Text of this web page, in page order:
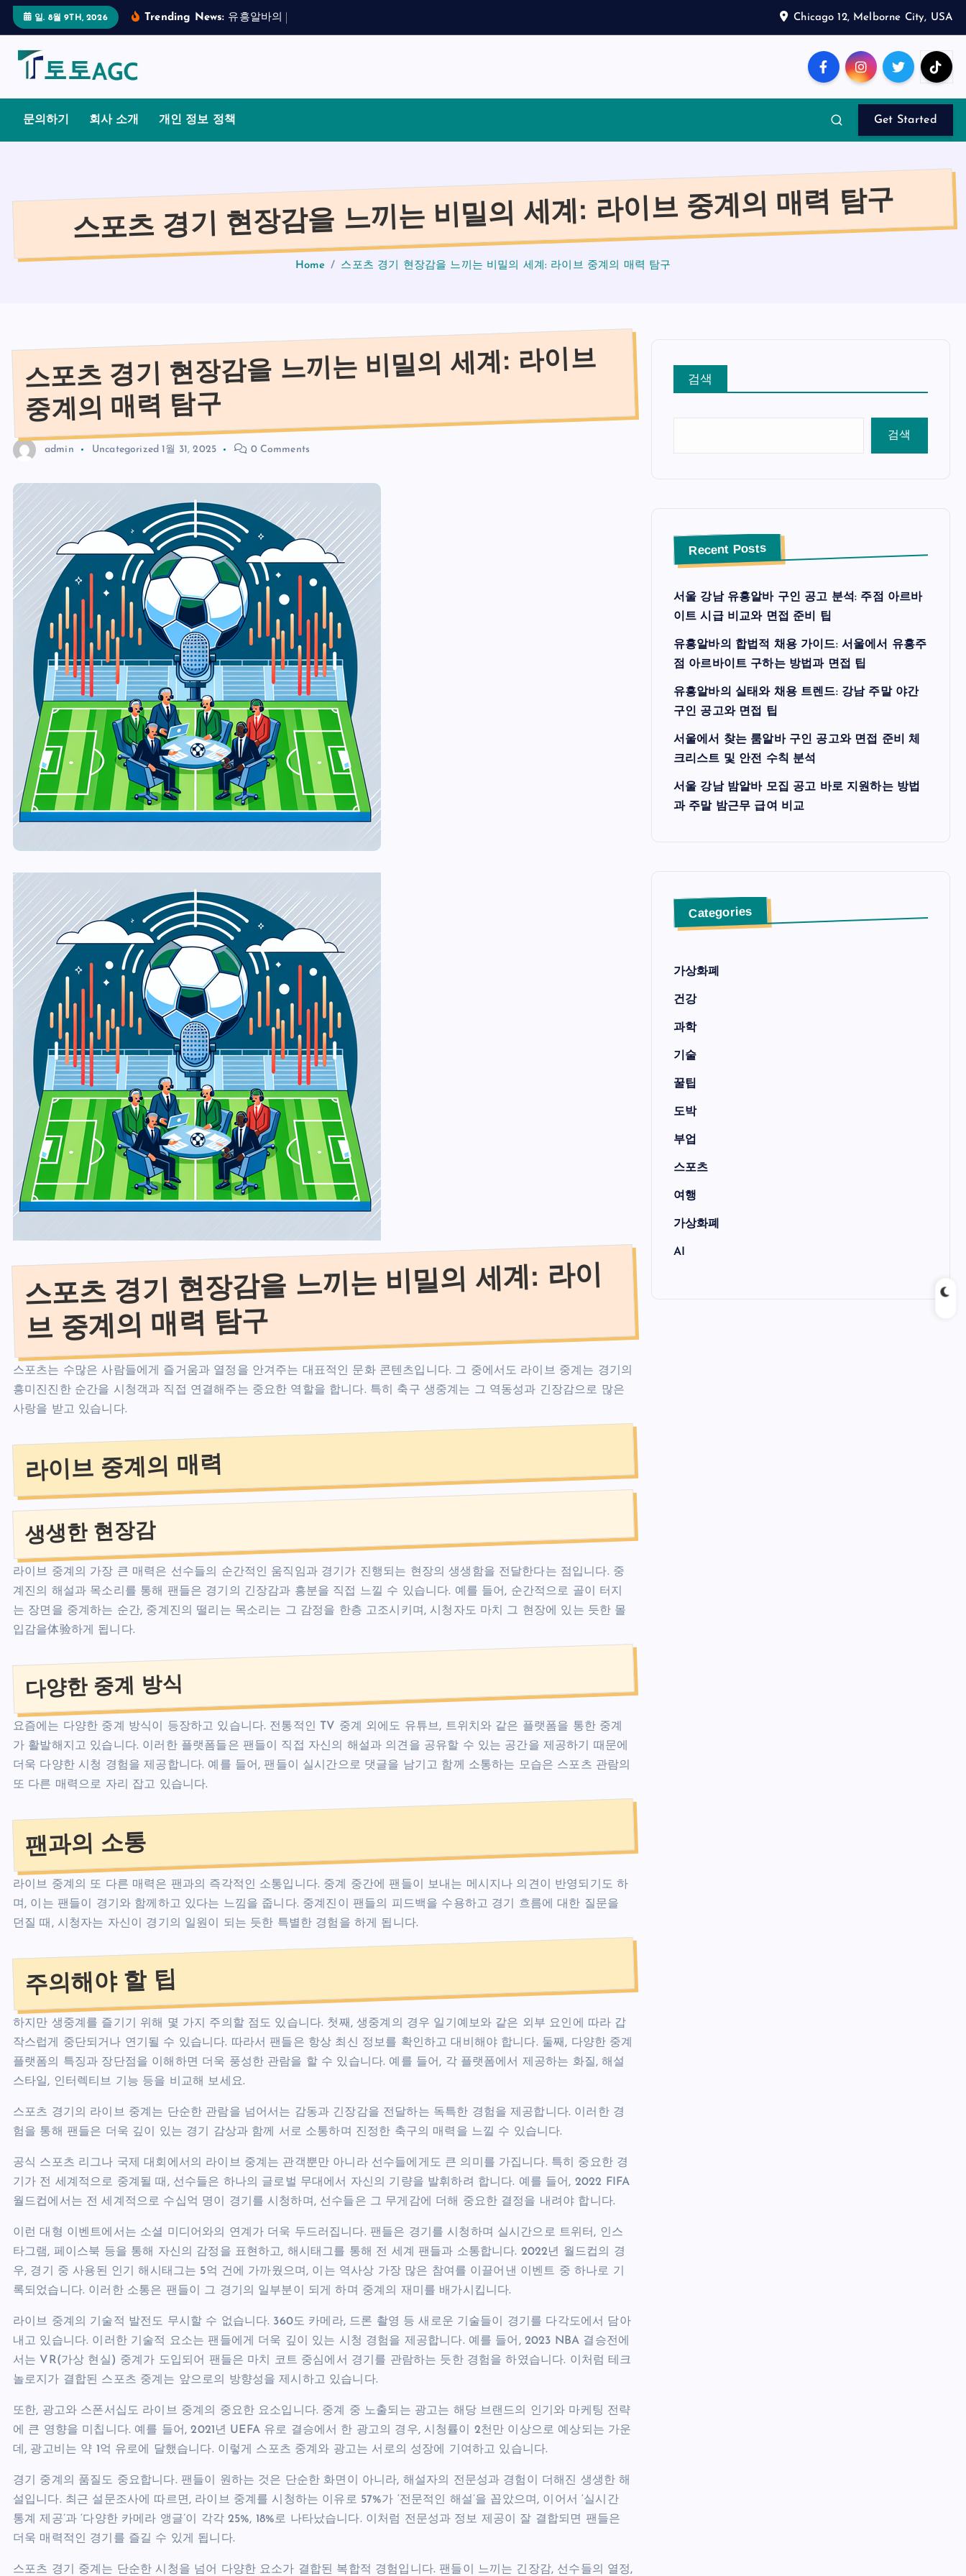
o
일. 8월 9TH, 2026 Trending News: 유 흥알바의 Chicago 12, Melborne City, USA
문의하기 회사 소개 개인 정보 정책 Get Started
스포츠 경기 현장감을 느끼는 비밀의 세계: 라이브 중계의 매력 탐구
Home 스포츠 경기 현장감을 느끼는 비밀의 세계: 라이브 중계의 매력 탐구
스포츠 경기 현장감을 느끼는 비밀의 세계: 라이브
중계의 매력 탐구
admin Uncategorized 1월 31, 2025 0 Comments
스포츠 경기 현장감을 느끼는 비밀의 세계: 라이
브 중계의 매력 탐구
스포츠는 수많은 사람들에게 즐거움과 열정을 안겨주는 대표적인 문화 콘텐츠입니다. 그 중에서도 라이브 중계는 경기의
흥미진진한 순간을 시청객과 직접 연결해주는 중요한 역할을 합니다. 특히 축구 생중계는 그 역동성과 긴장감으로 많은
사랑을 받고 있습니다.
라이브 중계의 매력
생생한 현장감
라이브 중계의 가장 큰 매력은 선수들의 순간적인 움직임과 경기가 진행되는 현장의 생생함을 전달한다는 점입니다. 중
계진의 해설과 목소리를 통해 팬들은 경기의 긴장감과 흥분을 직접 느낄 수 있습니다. 예를 들어, 순간적으로 골이 터지
는 장면을 중계하는 순간, 중계진의 떨리는 목소리는 그 감정을 한층 고조시키며, 시청자도 마치 그 현장에 있는 듯한 몰
입감을体验하게 됩니다.
다양한 중계 방식
요즘에는 다양한 중계 방식이 등장하고 있습니다. 전통적인 TV 중계 외에도 유튜브, 트위치와 같은 플랫폼을 통한 중계
가 활발해지고 있습니다. 이러한 플랫폼들은 팬들이 직접 자신의 해설과 의견을 공유할 수 있는 공간을 제공하기 때문에
더욱 다양한 시청 경험을 제공합니다. 예를 들어, 팬들이 실시간으로 댓글을 남기고 함께 소통하는 모습은 스포츠 관람의
또 다른 매력으로 자리 잡고 있습니다.
팬과의 소통
라이브 중계의 또 다른 매력은 팬과의 즉각적인 소통입니다. 중계 중간에 팬들이 보내는 메시지나 의견이 반영되기도 하
며, 이는 팬들이 경기와 함께하고 있다는 느낌을 줍니다. 중계진이 팬들의 피드백을 수용하고 경기 흐름에 대한 질문을
던질 때, 시청자는 자신이 경기의 일원이 되는 듯한 특별한 경험을 하게 됩니다.
주의해야 할 팁
하지만 생중계를 즐기기 위해 몇 가지 주의할 점도 있습니다. 첫째, 생중계의 경우 일기예보와 같은 외부 요인에 따라 갑
작스럽게 중단되거나 연기될 수 있습니다. 따라서 팬들은 항상 최신 정보를 확인하고 대비해야 합니다. 둘째, 다양한 중계
플랫폼의 특징과 장단점을 이해하면 더욱 풍성한 관람을 할 수 있습니다. 예를 들어, 각 플랫폼에서 제공하는 화질, 해설
스타일, 인터렉티브 기능 등을 비교해 보세요.
스포츠 경기의 라이브 중계는 단순한 관람을 넘어서는 감동과 긴장감을 전달하는 독특한 경험을 제공합니다. 이러한 경
험을 통해 팬들은 더욱 깊이 있는 경기 감상과 함께 서로 소통하며 진정한 축구의 매력을 느낄 수 있습니다.
공식 스포츠 리그나 국제 대회에서의 라이브 중계는 관객뿐만 아니라 선수들에게도 큰 의미를 가집니다. 특히 중요한 경
기가 전 세계적으로 중계될 때, 선수들은 하나의 글로벌 무대에서 자신의 기량을 발휘하려 합니다. 예를 들어, 2022 FIFA
월드컵에서는 전 세계적으로 수십억 명이 경기를 시청하며, 선수들은 그 무게감에 더해 중요한 결정을 내려야 합니다.
이런 대형 이벤트에서는 소셜 미디어와의 연계가 더욱 두드러집니다. 팬들은 경기를 시청하며 실시간으로 트위터, 인스
타그램, 페이스북 등을 통해 자신의 감정을 표현하고, 해시태그를 통해 전 세계 팬들과 소통합니다. 2022년 월드컵의 경
우, 경기 중 사용된 인기 해시태그는 5억 건에 가까웠으며, 이는 역사상 가장 많은 참여를 이끌어낸 이벤트 중 하나로 기
록되었습니다. 이러한 소통은 팬들이 그 경기의 일부분이 되게 하며 중계의 재미를 배가시킵니다.
라이브 중계의 기술적 발전도 무시할 수 없습니다. 360도 카메라, 드론 촬영 등 새로운 기술들이 경기를 다각도에서 담아
내고 있습니다. 이러한 기술적 요소는 팬들에게 더욱 깊이 있는 시청 경험을 제공합니다. 예를 들어, 2023 NBA 결승전에
서는 VR(가상 현실) 중계가 도입되어 팬들은 마치 코트 중심에서 경기를 관람하는 듯한 경험을 하였습니다. 이처럼 테크
놀로지가 결합된 스포츠 중계는 앞으로의 방향성을 제시하고 있습니다.
또한, 광고와 스폰서십도 라이브 중계의 중요한 요소입니다. 중계 중 노출되는 광고는 해당 브랜드의 인기와 마케팅 전략
에 큰 영향을 미칩니다. 예를 들어, 2021년 UEFA 유로 결승에서 한 광고의 경우, 시청률이 2천만 이상으로 예상되는 가운
데, 광고비는 약 1억 유로에 달했습니다. 이렇게 스포츠 중계와 광고는 서로의 성장에 기여하고 있습니다.
경기 중계의 품질도 중요합니다. 팬들이 원하는 것은 단순한 화면이 아니라, 해설자의 전문성과 경험이 더해진 생생한 해
설입니다. 최근 설문조사에 따르면, 라이브 중계를 시청하는 이유로 57%가 ‘전문적인 해설’을 꼽았으며, 이어서 ‘실시간
통계 제공’과 ‘다양한 카메라 앵글’이 각각 25%, 18%로 나타났습니다. 이처럼 전문성과 정보 제공이 잘 결합되면 팬들은
더욱 매력적인 경기를 즐길 수 있게 됩니다.
스포츠 경기 중계는 단순한 시청을 넘어 다양한 요소가 결합된 복합적 경험입니다. 팬들이 느끼는 긴장감, 선수들의 열정,
검색
검색
Recent Posts
서울 강남 유흥알바 구인 공고 분석: 주점 아르바
이트 시급 비교와 면접 준비 팁
유흥알바의 합법적 채용 가이드: 서울에서 유흥주
점 아르바이트 구하는 방법과 면접 팁
유흥알바의 실태와 채용 트렌드: 강남 주말 야간
구인 공고와 면접 팁
서울에서 찾는 룸알바 구인 공고와 면접 준비 체
크리스트 및 안전 수칙 분석
서울 강남 밤알바 모집 공고 바로 지원하는 방법
과 주말 밤근무 급여 비교
Categories
가상화폐
건강
과학
기술
꿀팁
도박
부업
스포츠
여행
가상화폐
AI